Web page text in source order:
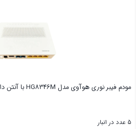
مودم فیبر نوری هوآوی مدل HG8346M با آنتن داخلی
5 عدد در انبار